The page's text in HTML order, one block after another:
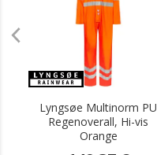
Lyngsøe Multinorm PU
Regenoverall, Hi-vis
Orange